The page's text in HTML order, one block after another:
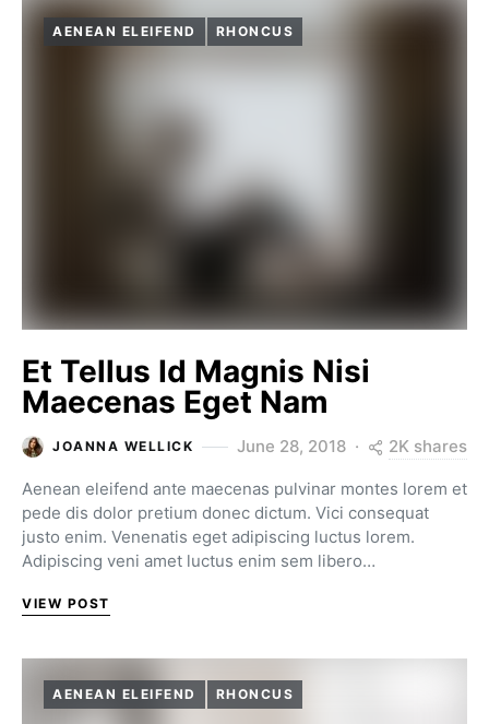
AENEAN ELEIFEND RHONCUS
Et Tellus Id Magnis Nisi
Maecenas Eget Nam
JOANNA WELLICK June 28, 2018 2K shares
Aenean eleifend ante maecenas pulvinar montes lorem et
pede dis dolor pretium donec dictum. Vici consequat
justo enim. Venenatis eget adipiscing luctus lorem.
Adipiscing veni amet luctus enim sem libero…
VIEW POST
AENEAN ELEIFEND RHONCUS